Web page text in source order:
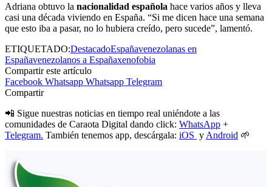
Adriana obtuvo la nacionalidad española hace varios años y lleva
casi una década viviendo en España. “Si me dicen hace una semana
que esto iba a pasar, no lo hubiera creído, pero sucede”, lamentó.
ETIQUETADO:DestacadoEspañavenezolanas en
Españavenezolanos a Españaxenofobia
Compartir este artículo
Facebook Whatsapp Whatsapp Telegram
Compartir
📲 Sigue nuestras noticias en tiempo real uniéndote a las
comunidades de Caraota Digital dando click: WhatsApp +
Telegram. También tenemos app, descárgala: iOS y Android 🌱